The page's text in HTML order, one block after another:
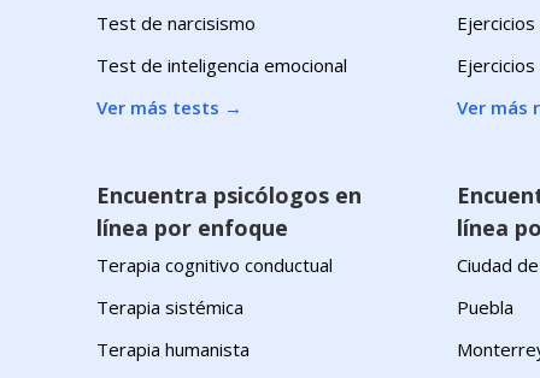
Test de narcisismo
Test de inteligencia emocional
Ver más tests →
Ver más
Encuentra psicólogos en
línea por enfoque
Terapia cognitivo conductual
Terapia sistémica
Terapia humanista
línea
Ciudad
Puebla